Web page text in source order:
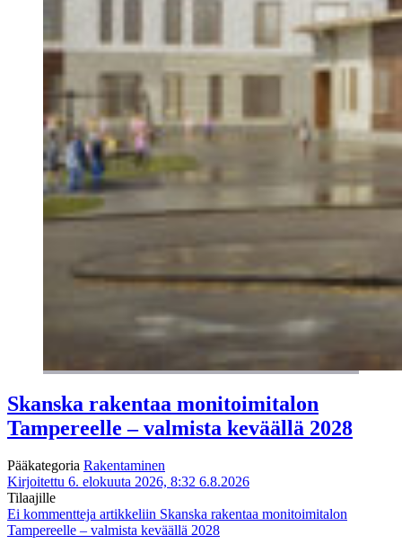
Skanska rakentaa monitoimitalon
Tampereelle – valmista keväällä 2028
Pääkategoria Rakentaminen
Kirjoitettu 6. elokuuta 2026, 8:32 6.8.2026
Tilaajille
Ei kommentteja artikkeliin Skanska rakentaa monitoimitalon
Tampereelle – valmista keväällä 2028